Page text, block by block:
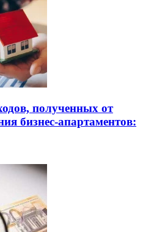
полученных от
бизнес-апартаментов: